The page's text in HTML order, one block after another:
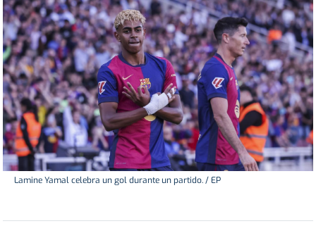
Lamine Yamal celebra un gol durante un partido. / EP